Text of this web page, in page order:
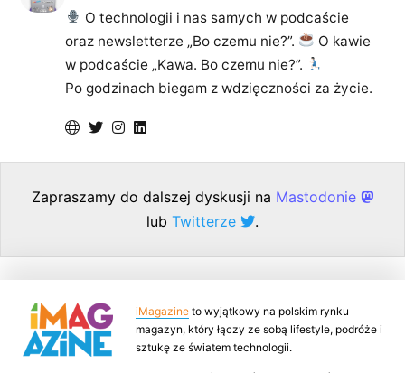
O technologii i nas samych w podcaście
oraz newsletterze „Bo czemu nie?”.
O kawie
w podcaście „Kawa. Bo czemu nie?”.
Po godzinach biegam z wdzięczności za życie.
Zapraszamy do dalszej dyskusji na Mastodonie
lub Twitterze .
iMagazine to wyjątkowy na polskim rynku
magazyn, który łączy ze sobą lifestyle, podróże i
sztukę ze światem technologii.